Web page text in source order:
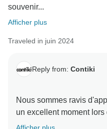
souvenir...
Afficher plus
Traveled in juin 2024
Reply from: Contiki
Nous sommes ravis
un excellent moment
directeur de voyage a eu